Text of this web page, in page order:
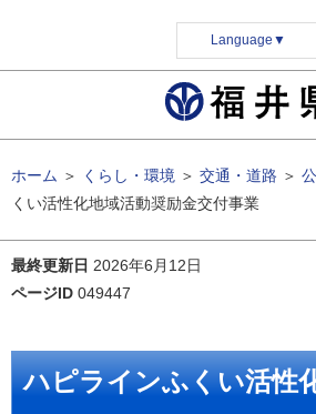
Language ▼
ホーム ＞ くらし・環境 ＞ 交通・道路 ＞
くい活性化地域活動奨励金交付事業
最終更新日 2026年6月12日
ページID 049447
ハピラインふくい活性